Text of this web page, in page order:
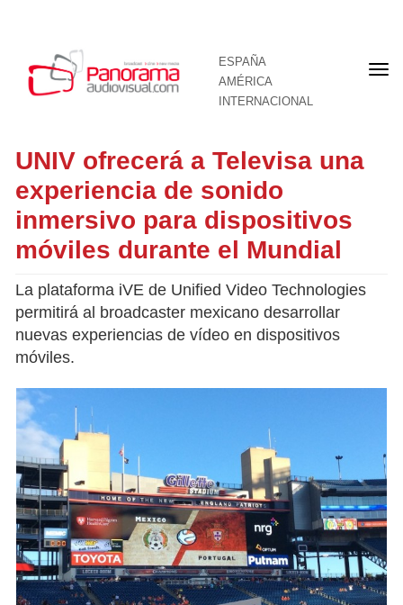
ESPAÑA
AMÉRICA
INTERNACIONAL
UNIV ofrecerá a Televisa una
experiencia de sonido
inmersivo para dispositivos
móviles durante el Mundial
La plataforma iVE de Unified Video Technologies
permitirá al broadcaster mexicano desarrollar
nuevas experiencias de vídeo en dispositivos
móviles.